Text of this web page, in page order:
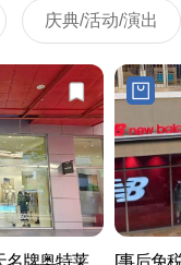
庆典/活动/演出
名牌奥特莱
[事后免